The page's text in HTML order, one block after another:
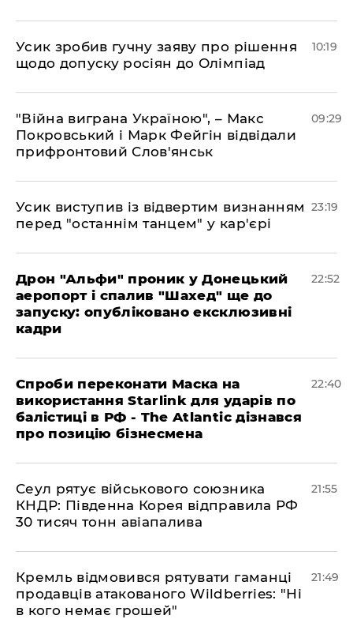
Усик зробив гучну заяву про рішення
щодо допуску росіян до Олімпіад
10:19
"Війна виграна Україною", – Макс
Покровський і Марк Фейгін відвідали
прифронтовий Слов'янськ
09:29
​Усик виступив із відвертим визнанням
перед "останнім танцем" у кар'єрі
23:19
​Дрон "Альфи" проник у Донецький
аеропорт і спалив "Шахед" ще до
запуску: опубліковано ексклюзивні
кадри
22:52
​Спроби переконати Маска на
використання Starlink для ударів по
балістиці в РФ - The Atlantic дізнався
про позицію бізнесмена
22:40
​Сеул рятує військового союзника
КНДР: Південна Корея відправила РФ
30 тисяч тонн авіапалива
21:55
​Кремль відмовився рятувати гаманці
продавців атакованого Wildberries: "Ні
в кого немає грошей"
21:49